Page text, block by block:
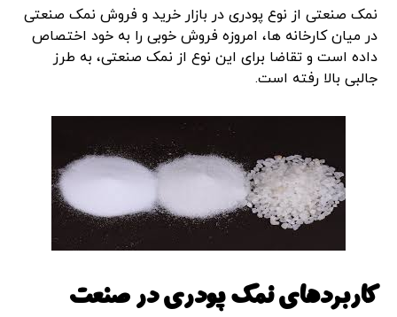
نمک صنعتی از نوع پودری در بازار خرید و فروش نمک صنعتی
در میان کارخانه ها، امروزه فروش خوبی را به خود اختصاص
داده است و تقاضا برای این نوع از نمک صنعتی، به طرز
جالبی بالا رفته است.
کاربردهای نمک پودری در صنعت